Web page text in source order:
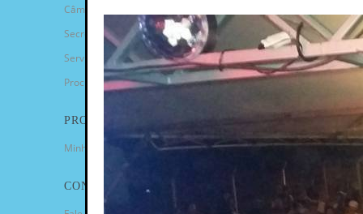
Câmara de Vereadores
Secretarias
Serviços
Procuradoria Geral
PROGRAMAS
Minha Casa Minha Vida
CONTATO